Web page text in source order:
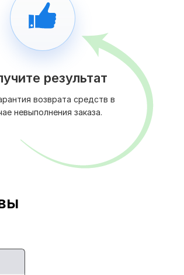
результат
возврата средств в
невыполнения заказа.